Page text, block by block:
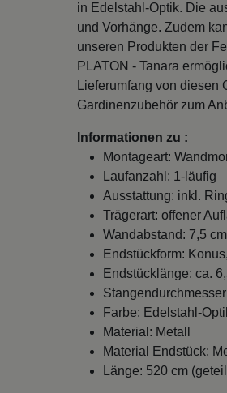
in Edelstahl-Optik. Die
und Vorhänge. Zudem
unseren Produkten der
PLATON - Tanara
Lieferumfang von diesen
Gardinenzubehör zum
Informationen zu :
Montageart:
Laufanzahl: 1-läufig
Ausstattung: inkl.
Trägerart: offener
Wandabstand: 7,5
Endstückform:
Endstücklänge: ca.
Farbe: Edelstahl-
Material: Metall
Material Endstück:
Länge: 520 cm